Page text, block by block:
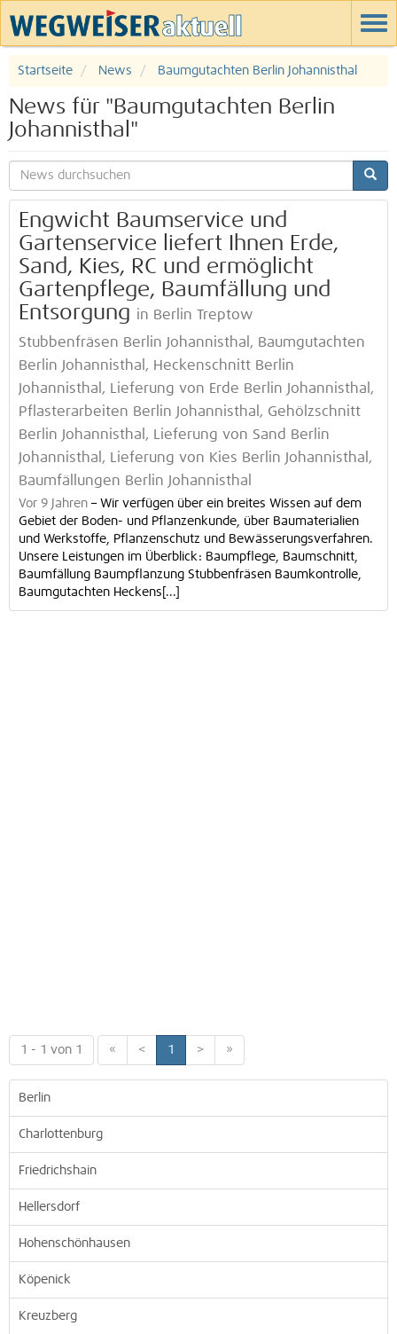
Startseite News Baumgutachten Berlin Johannisthal
News für "Baumgutachten Berlin
Johannisthal"
Engwicht Baumservice und
Gartenservice liefert Ihnen Erde,
Sand, Kies, RC und ermöglicht
Gartenpflege, Baumfällung und
Entsorgung in Berlin Treptow
Stubbenfräsen Berlin Johannisthal, Baumgutachten
Berlin Johannisthal, Heckenschnitt Berlin
Johannisthal, Lieferung von Erde Berlin Johannisthal,
Pflasterarbeiten Berlin Johannisthal, Gehölzschnitt
Berlin Johannisthal, Lieferung von Sand Berlin
Johannisthal, Lieferung von Kies Berlin Johannisthal,
Baumfällungen Berlin Johannisthal
Vor 9 Jahren – Wir verfügen über ein breites Wissen auf dem
Gebiet der Boden- und Pflanzenkunde, über Baumaterialien
und Werkstoffe, Pflanzenschutz und Bewässerungsverfahren.
Unsere Leistungen im Überblick: Baumpflege, Baumschnitt,
Baumfällung Baumpflanzung Stubbenfräsen Baumkontrolle,
Baumgutachten Heckens[...]
1 - 1 von 1 « < 1 > »
Berlin
Charlottenburg
Friedrichshain
Hellersdorf
Hohenschönhausen
Köpenick
Kreuzberg